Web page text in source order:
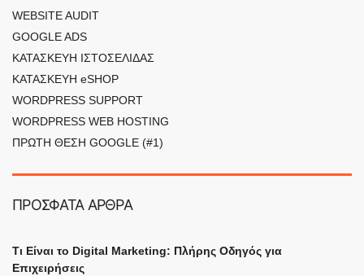
WEBSITE AUDIT
GOOGLE ADS
ΚΑΤΑΣΚΕΥΗ ΙΣΤΟΣΕΛΙΔΑΣ
ΚΑΤΑΣΚΕΥΗ eSHOP
WORDPRESS SUPPORT
WORDPRESS WEB HOSTING
ΠΡΩΤΗ ΘΕΣΗ GOOGLE (#1)
ΠΡΟΣΦΑΤΑ ΑΡΘΡΑ
Τι Είναι το Digital Marketing: Πλήρης Οδηγός για
Επιχειρήσεις